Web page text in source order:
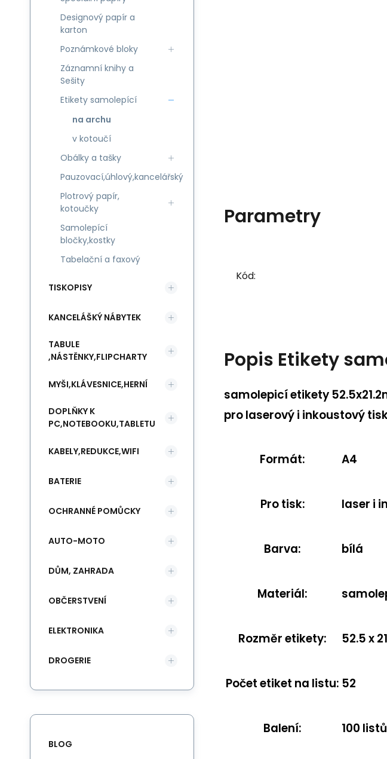
Parametry
Kód:
Popis Etikety
samolepicí etikety
pro laserový i inkoustový
Formát: A4
Pro tisk: laser i
Barva: bílá
Materiál:
Rozměr etikety: 52.5 x
Počet etiket na listu: 52
Balení: 100 listů
Designový papír a
karton
Poznámkové bloky
Záznamní knihy a
Sešity
Etikety samolepící
na archu
v kotoučí
Obálky a tašky
Pauzovací,úhlový,kancelářský
Plotrový papír,
kotoučky
Samolepící
bločky,kostky
Tabelační a faxový
TISKOPISY
KANCELÁŠKÝ NÁBYTEK
TABULE
,NÁSTĚNKY,FLIPCHARTY
MYŠI,KLÁVESNICE,HERNÍ
DOPLŇKY K
PC,NOTEBOOKU,TABLETU
KABELY,REDUKCE,WIFI
BATERIE
OCHRANNÉ POMŮCKY
AUTO-MOTO
DŮM, ZAHRADA
OBČERSTVENÍ
ELEKTRONIKA
DROGERIE
BLOG